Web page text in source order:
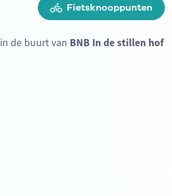
Fietsknooppunten
in de buurt van BNB In de stillen hof